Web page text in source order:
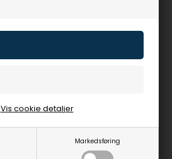
Markedsføring
Vis cookie detaljer